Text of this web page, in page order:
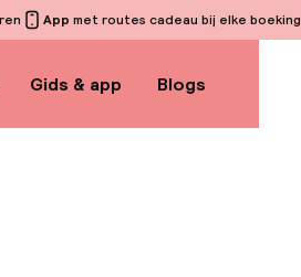
App met routes cadeau bij elke boeking
Gids & app Blogs